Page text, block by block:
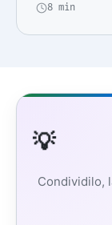
8 min
💡
Condividilo,